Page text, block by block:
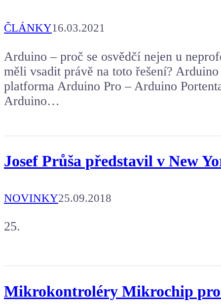
ČLÁNKY16.03.2021
Arduino – proč se osvědčí nejen u
měli vsadit právě na toto řešení?
platforma Arduino Pro – Arduino
Arduino…
Josef Průša představil v New
NOVINKY25.09.2018
25.
Mikrokontroléry Mikrochip